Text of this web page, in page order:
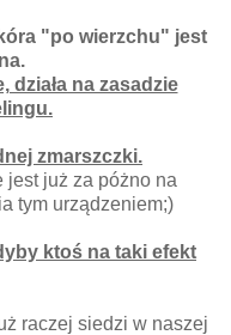
"po wierzchu" jest
działa na zasadzie
zmarszczki.
jest już za póżno na
tym urządzeniem;)
ktoś na taki efekt
raczej siedzi w naszej